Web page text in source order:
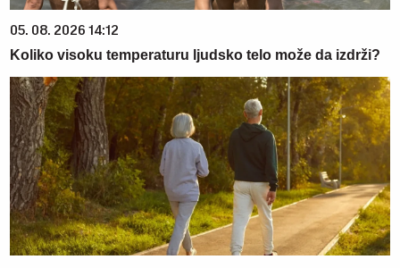
05. 08. 2026 14:12
Koliko visoku temperaturu ljudsko telo može da izdrži?